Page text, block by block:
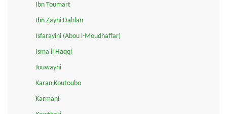
Ibn Toumart
Ibn Zayni Dahlan
Isfarayini (Abou l-Moudhaffar)
Isma'il Haqqi
Jouwayni
Karan Koutoubo
Karmani